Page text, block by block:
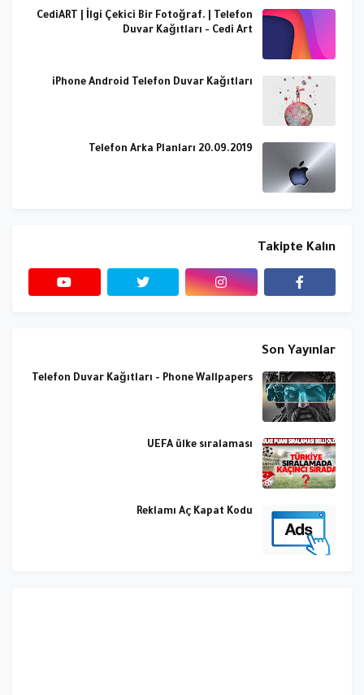
CediART | İlgi Çekici Bir Fotoğraf. | Telefon
Duvar Kağıtları - Cedi Art
iPhone Android Telefon Duvar Kağıtları
Telefon Arka Planları 20.09.2019
Takipte Kalın
Son Yayınlar
Telefon Duvar Kağıtları - Phone Wallpapers
UEFA ülke sıralaması
Reklamı Aç Kapat Kodu